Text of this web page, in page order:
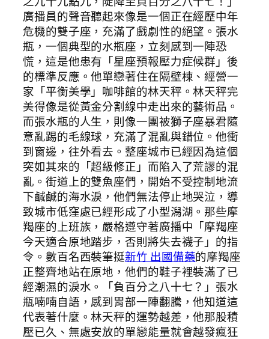
廣播員的聲音聽起來像是一個正在經歷中年
危機的雙子座，充滿了戲劇性的絕望。張水
瓶，一個典型的水瓶座，立刻感到一陣恐
慌，這是他患有「星座預報壓力症候群」後
的標準反應。他單戀著住在隔壁棟、經營一
家「平衡美學」咖啡館的林天秤。林天秤完
美得像是從黃金分割線中走出來的藝術品。
而張水瓶的人生，則像一團被獅子座暴君隨
意亂踢的毛線球，充滿了混亂與錯位。他衝
到窗邊，往外看去。整座城市已經因為這個
突如其來的「超級修正」而陷入了荒謬的混
亂。街道上的雙魚座們，開始不受控制地流
下鹹鹹的海水淚，他們無法停止地哭泣，導
致城市低窪處已經形成了小型潟湖。那些摩
羯座的上班族，嚴格遵守著廣播中「摩羯座
今天適合原地踏步，否則將失去襪子」的指
令。數百名西裝筆挺新竹 出國備藥的摩羯座
正整齊地站在原地，他們的鞋子裡裝滿了已
經潮濕的淚水。「負百分之八十七？」張水
瓶喃喃自語，感到胃部一陣翻騰，他知道這
代表著什麼。林天秤的運勢越差，他那股積
壓已久、無處安放的單戀能量就會越發瘋狂